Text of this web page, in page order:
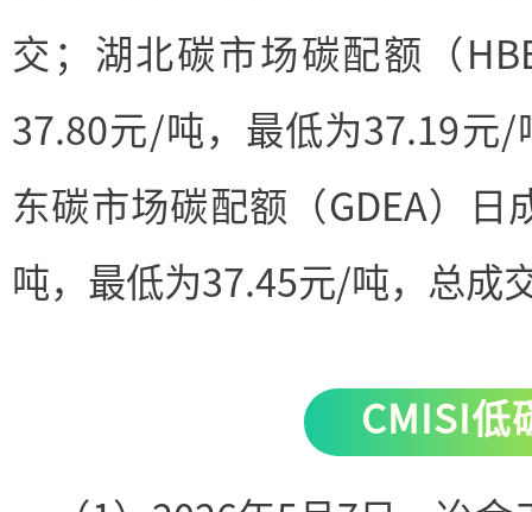
交；湖北碳市场碳配额（
37.80元/吨，最低为37.19元/
东碳市场碳配额（GDEA）
吨，最低为37.45元/吨，总成
CMISI低